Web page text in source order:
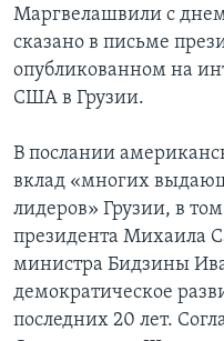
Маргвелашвили с
сказано в письме
опубликованном на
США в Грузии.
В послании
вклад «многих
лидеров» Грузии, в
президента Михаила
министра Бидзины
демократическое
последних 20 лет.